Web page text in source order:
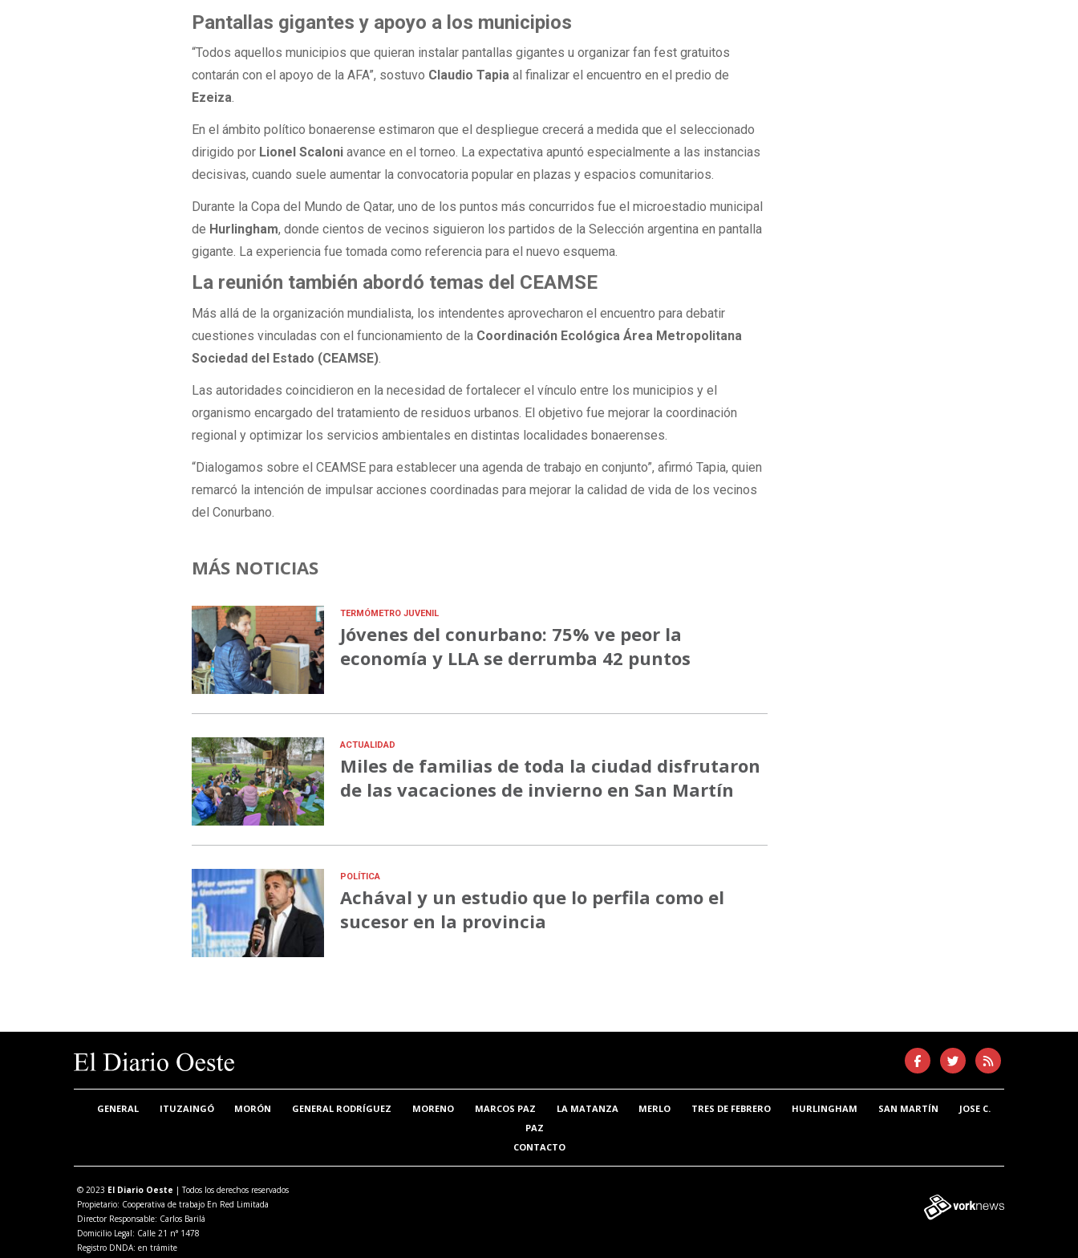
Pantallas gigantes y apoyo a los municipios
“Todos aquellos municipios que quieran instalar pantallas gigantes u organizar fan fest gratuitos
contarán con el apoyo de la AFA”, sostuvo Claudio Tapia al finalizar el encuentro en el predio de
Ezeiza.
En el ámbito político bonaerense estimaron que el despliegue crecerá a medida que el seleccionado
dirigido por Lionel Scaloni avance en el torneo. La expectativa apuntó especialmente a las instancias
decisivas, cuando suele aumentar la convocatoria popular en plazas y espacios comunitarios.
Durante la Copa del Mundo de Qatar, uno de los puntos más concurridos fue el microestadio municipal
de Hurlingham, donde cientos de vecinos siguieron los partidos de la Selección argentina en pantalla
gigante. La experiencia fue tomada como referencia para el nuevo esquema.
La reunión también abordó temas del CEAMSE
Más allá de la organización mundialista, los intendentes aprovecharon el encuentro para debatir
cuestiones vinculadas con el funcionamiento de la Coordinación Ecológica Área Metropolitana
Sociedad del Estado (CEAMSE)
Las autoridades coincidieron en la necesidad de fortalecer el vínculo entre los municipios y el
organismo encargado del tratamiento de residuos urbanos. El objetivo fue mejorar la coordinación
regional y optimizar los servicios ambientales en distintas localidades bonaerenses.
“Dialogamos sobre el CEAMSE para establecer una agenda de trabajo en conjunto”, afirmó Tapia, quien
remarcó la intención de impulsar acciones coordinadas para mejorar la calidad de vida de los vecinos
del Conurbano.
MÁS NOTICIAS
TERMÓMETRO JUVENIL
Jóvenes del conurbano: 75% ve peor la
economía y LLA se derrumba 42 puntos
ACTUALIDAD
Miles de familias de toda la ciudad disfrutaron
de las vacaciones de invierno en San Martín
POLÍTICA
Achával y un estudio que lo perfila como el
sucesor en la provincia
GENERAL ITUZAINGÓ MORÓN GENERAL RODRÍGUEZ MORENO MARCOS PAZ LA MATANZA MERLO TRES DE FEBRERO HURLINGHAM SAN MARTÍN
JOSE C.
PAZ
CONTACTO
© 2023 El Diario Oeste | Todos los derechos reservados
Propietario: Cooperativa de trabajo En Red Limitada
Director Responsable: Carlos Barilá
Domicilio Legal: Calle 21 n° 1478
Registro DNDA: en trámite